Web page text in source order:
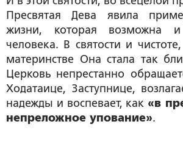
Пресвятая Дева явила
жизни, которая возможна
человека. В святости и
материнстве Она стала так
Церковь непрестанно
Ходатаице, Заступнице,
надежды и воспевает, как «в
непреложное упование».